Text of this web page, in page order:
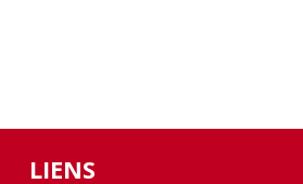
LIENS